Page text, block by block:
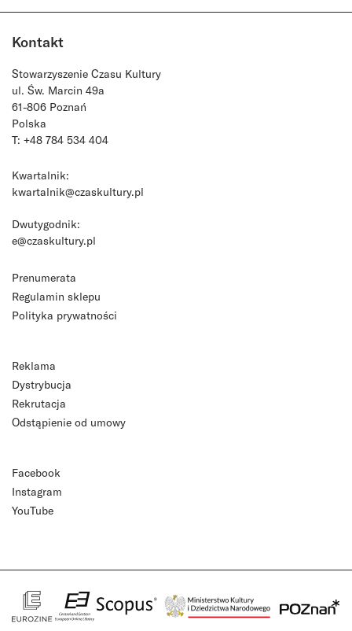
Kontakt
Stowarzyszenie Czasu Kultury
ul. Św. Marcin 49a
61-806 Poznań
Polska
T: +48 784 534 404
Kwartalnik:
kwartalnik@czaskultury.pl
Dwutygodnik:
e@czaskultury.pl
Prenumerata
Regulamin sklepu
Polityka prywatności
Reklama
Dystrybucja
Rekrutacja
Odstąpienie od umowy
Facebook
Instagram
YouTube